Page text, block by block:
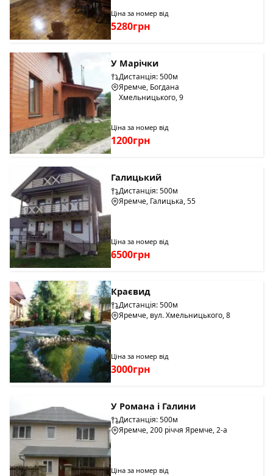
Ціна за номер від
5280грн
У Марічки
Дистанція: 500м
Яремче, Богдана
Хмельницького, 9
Ціна за номер від
1200грн
Галицький
Дистанція: 500м
Яремче, Галицька, 55
Ціна за номер від
6500грн
Краєвид
Дистанція: 500м
Яремче, вул. Хмельницького, 8
Ціна за номер від
3000грн
У Романа і Галини
Дистанція: 500м
Яремче, 200 річчя Яремче, 2-а
Ціна за номер від